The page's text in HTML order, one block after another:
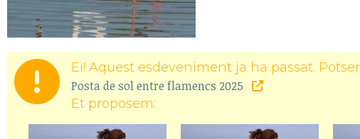
Ei! Aquest esdeveniment ja ha passat.
Posta de sol entre flamencs 2025
Et proposem: